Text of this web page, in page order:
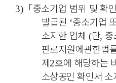
3)「중소기업 범위 및 확
발급된 ‘중소기업
소지한 업체 (단,
판로지원에관한법
제2호에 해당하는
소상공인 확인서